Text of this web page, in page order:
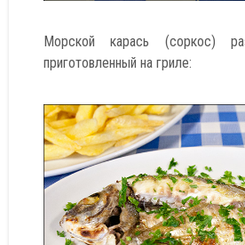
Морской карась (соркос)
приготовленный на гриле: